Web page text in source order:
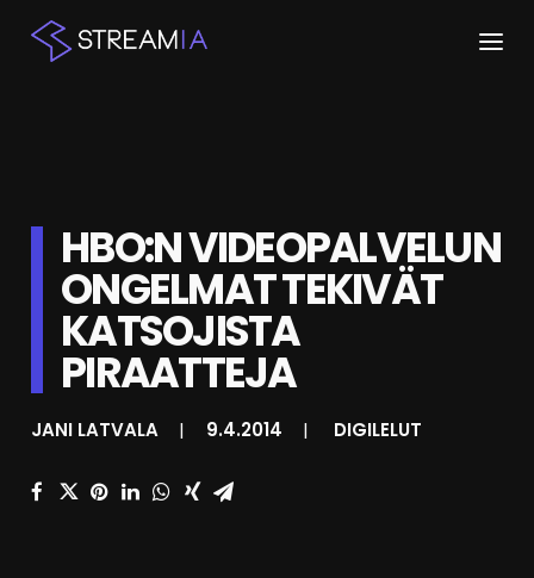
STREAMIT
KESKUSTELU
SHOP
HAKU
HBO:N VIDEOPALVELUN
ONGELMAT TEKIVÄT
KATSOJISTA
PIRAATTEJA
JANI LATVALA | 9.4.2014 | DIGILELUT